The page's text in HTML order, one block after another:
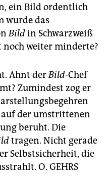
ein Bild ordentlich
wurde das
Bildin Schwarzweiß
weiter minderte?
Ahnt derBild-Chef
Zumindest zog er
auf der umstrittenen
beruht. Die
tragen. Nicht gerade
Selbstsicherheit, die
O. GEHRS